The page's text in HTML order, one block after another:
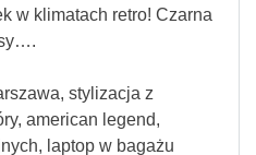
w klimatach retro! Czarna
stylizacja z
american legend,
laptop w bagażu